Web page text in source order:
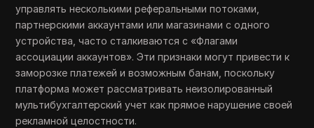
управлять несколькими реферальными потоками,
партнерскими аккаунтами или магазинами с одного
устройства, часто сталкиваются с «Флагами
ассоциации аккаунтов». Эти признаки могут привести к
заморозке платежей и возможным банам, поскольку
платформа может рассматривать неизолированный
мультибухгалтерский учет как прямое нарушение своей
рекламной целостности.